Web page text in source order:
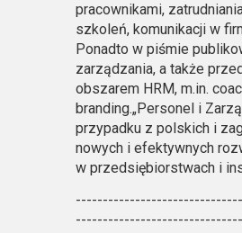
pracownikami,
szkoleń, komunikacji w
Ponadto w piśmie
zarządzania, a także
obszarem HRM, m.in.
branding.„Personel i
przypadku z polskich i
nowych i efektywnych
w przedsiębiorstwach i